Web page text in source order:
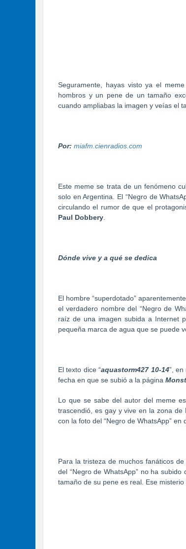
Seguramente, hayas visto ya el
hombros y un pene de un tamaño
cuando ampliabas la imagen y veías el
Por: miafm.cienradios.com
Este meme se trata de un fenómeno
solo en Argentina. El “Negro de
circulando el rumor de que el
Paul Dobbery
Dónde vive y a qué se dedica
El hombre “superdotado”
el verdadero nombre del “Negro de
raíz de una imagen subida a Internet
pequeña marca de agua que se puede
El texto dice “aquastorm427 10-14”,
fecha en que se subió a la página
Lo que se sabe del autor del meme
trascendió, es gay y vive en la zona de
con la foto del “Negro de WhatsApp” en
Para la tristeza de muchos fanáticos
del “Negro de WhatsApp” no ha
tamaño de su pene es real. Ese misterio